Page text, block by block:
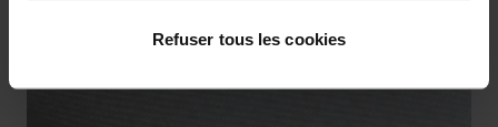
Refuser tous les cookies